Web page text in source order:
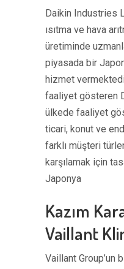
Daikin Industries
ısıtma ve hava
üretiminde
piyasada bir
hizmet
faaliyet gösteren
ülkede faaliyet
ticari, konut ve
farklı müşteri
karşılamak için
Japonya
Kazım
Vaillant
Vaillant Group’un